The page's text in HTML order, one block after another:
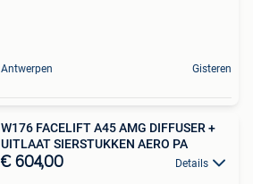
Antwerpen Gisteren
W176 FACELIFT A45 AMG DIFFUSER +
UITLAAT SIERSTUKKEN AERO PA
€ 604,00 Details